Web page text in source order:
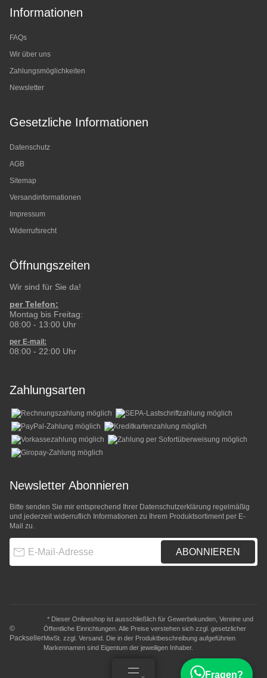
Informationen
FAQs
Wir über uns
Zahlungsmöglichkeiten
Newsletter
Gesetzliche Informationen
Datenschutz
AGB
Sitemap
Versandinformationen
Impressum
Widerrufsrecht
Öffnungszeiten
Wir sind für Sie da!
per Telefon:
Montag bis Freitag:
08:00 - 13:00 Uhr
per E-mail:
08:00 - 22:00 Uhr
Zahlungsarten
Newsletter Abonnieren
Bitte senden Sie mir entsprechend Ihrer Datenschutzerklärung regelmäßig
und jederzeit widerruflich Informationen zu Ihrem Produktsortiment per E-
Mail zu.
ABONNIEREN
©
Packseller
* Dieser Onlineshop ist ausschließlich für Gewerbekunden, Vereine und
Öffentliche Einrichtungen. Alle Preise verstehen sich zzgl. gesetzlicher
MwSt. zzgl. Versand . Die in der Produktbeschreibung aufgeführten
Markennamen sind Eigentum der jeweiligen Inhaber.
Fragen?